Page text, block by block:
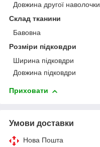
Довжина другої наволочки
Склад тканини
Бавовна
Розміри підковдри
Ширина підковдри
Довжина підковдри
Приховати
Умови доставки
Нова Пошта